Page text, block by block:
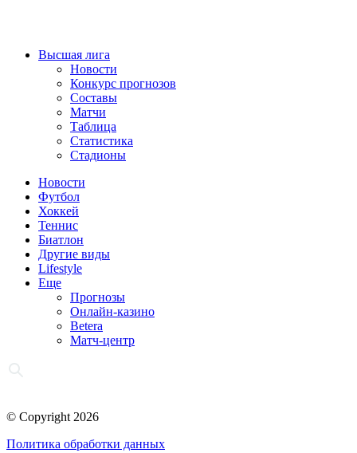
Высшая лига
Новости
Конкурс прогнозов
Составы
Матчи
Таблица
Статистика
Стадионы
Новости
Футбол
Хоккей
Теннис
Биатлон
Другие виды
Lifestyle
Еще
Прогнозы
Онлайн-казино
Betera
Матч-центр
© Copyright 2026
Политика обработки данных